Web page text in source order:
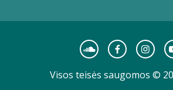
Visos teisės saugomos ©